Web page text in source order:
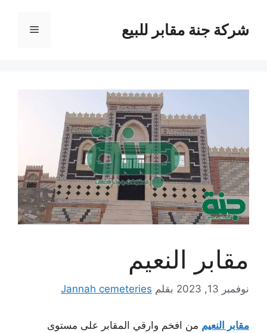
المحتوىشركة جنة مقابر للبيع القائمة
مقابر النعيم
نوفمبر 13, 2023 بقلم Jannah cemeteries
مقابر النعيم من افخم وارقي المقابر على مستوى